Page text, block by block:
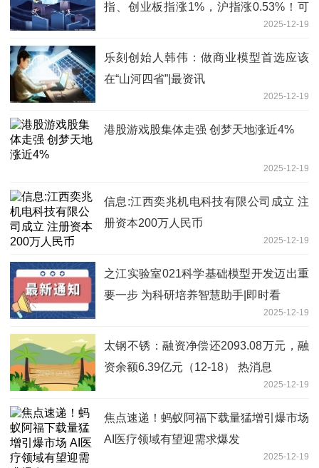
指、创业板指涨1%，沪指涨0.53%！可
控核聚变、医药医疗、商业航天、汽车产
业链领涨，近4400股上涨
2025-12-19
乐刻创始人韩伟：做商业模型首选应该
在“山河四省”|最资讯
2025-12-19
港股游戏股集体走强 创梦天地涨近4%
2025-12-19
信息:江西奕兆机电科技有限公司成立 注
册资本200万人民币
2025-12-19
之江实验室021科学基础模型开发迈出重
要一步 为科研培养智慧助手|即时看
2025-12-19
太钢不锈：融资净偿还2093.08万元，融
资余额6.39亿元（12-18） 热消息
2025-12-19
焦点速递！蚂蚁阿福下载量猛增引爆市场
AI医疗领域有望迎需求爆发
2025-12-19